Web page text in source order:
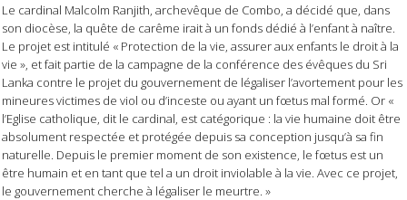
Le cardinal Malcolm Ranjith, archevêque de Combo, a décidé que, dans
son diocèse, la quête de carême irait à un fonds dédié à l’enfant à naître.
Le projet est intitulé « Protection de la vie, assurer aux enfants le droit à la
vie », et fait partie de la campagne de la conférence des évêques du Sri
Lanka contre le projet du gouvernement de légaliser l’avortement pour les
mineures victimes de viol ou d’inceste ou ayant un fœtus mal formé. Or «
l’Eglise catholique, dit le cardinal, est catégorique : la vie humaine doit être
absolument respectée et protégée depuis sa conception jusqu’à sa fin
naturelle. Depuis le premier moment de son existence, le fœtus est un
être humain et en tant que tel a un droit inviolable à la vie. Avec ce projet,
le gouvernement cherche à légaliser le meurtre. »